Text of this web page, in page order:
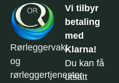
Rørleggervakt
og
rørleggertjenester
Vi tilbyr
betaling
med
Klarna!
Du kan få
utsatt